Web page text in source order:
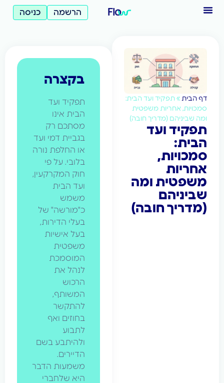
הרשמה כניסה
תפקיד ועד הבית:
אחריות משפטית
(מדריך חובה)
ועד
ומה
חובה)
בקצרה
בגביית דמי ועד
או החלפת נורה
חוק המקרקעין,
כ"מורשה" של
בעלי הדירות,
ולהיתבע בשם
משמעות הדבר
היא שלחברי